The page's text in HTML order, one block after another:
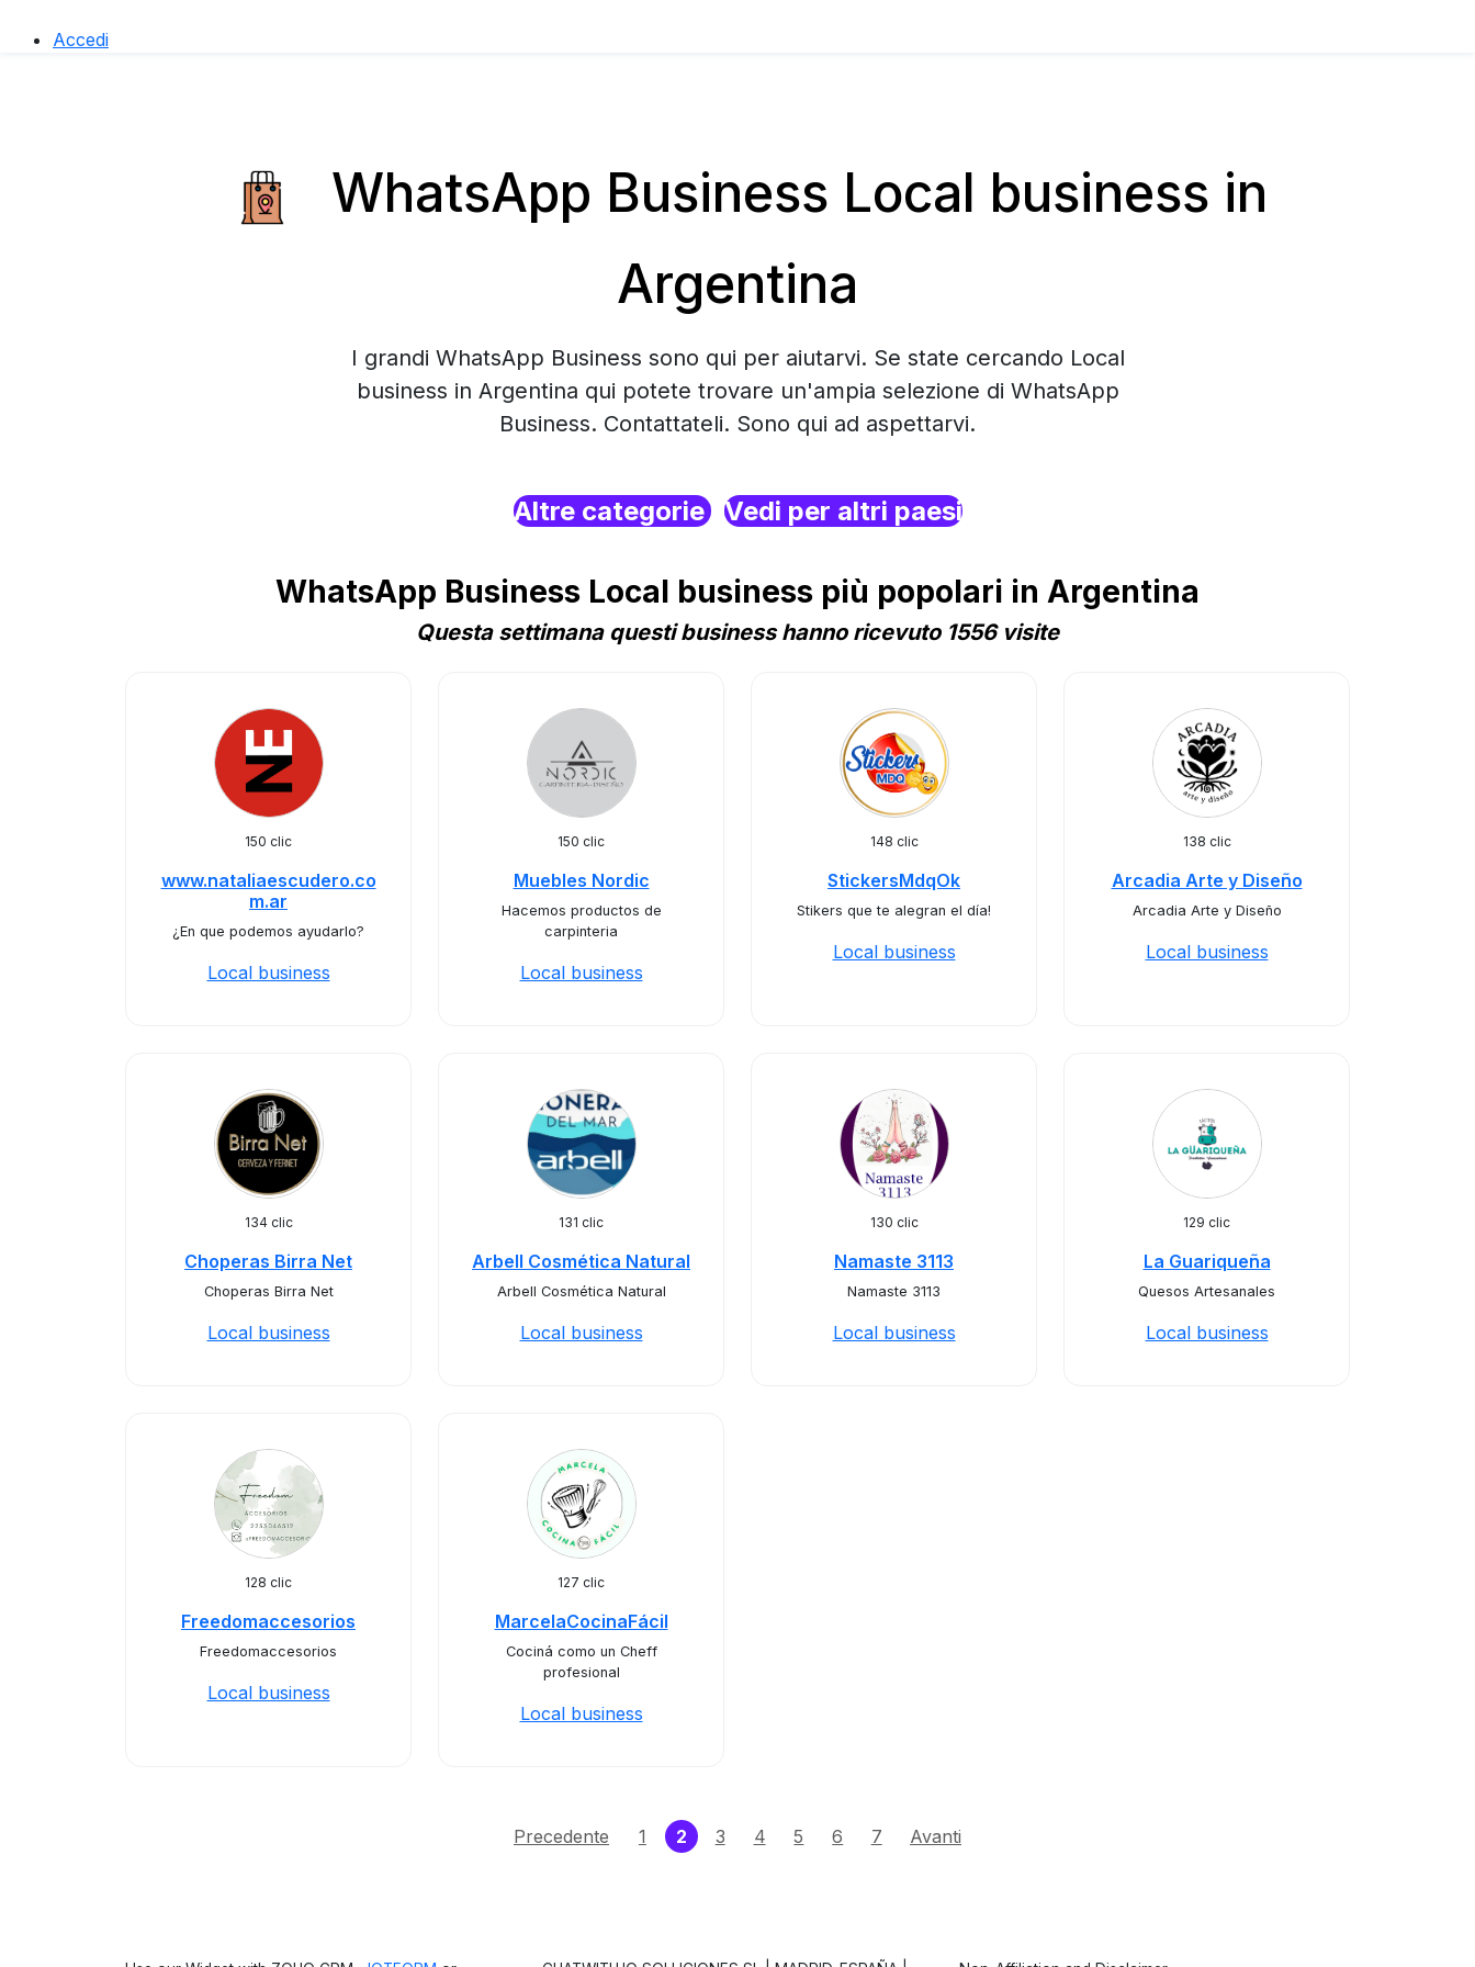
Accedi
WhatsApp Business Local business in
Argentina
I grandi WhatsApp Business sono qui per aiutarvi. Se state cercando Local
business in Argentina qui potete trovare un'ampia selezione di WhatsApp
Business. Contattateli. Sono qui ad aspettarvi.
Altre categorie Vedi per altri paesi
WhatsApp Business Local business più popolari in Argentina
Questa settimana questi business hanno ricevuto 1556 visite
150 clic
www.nataliaescudero.co
m.ar
¿En que podemos ayudarlo?
Local business
150 clic
Muebles Nordic
Hacemos productos de
carpinteria
Local business
148 clic
StickersMdqOk
Stikers que te alegran el día!
Local business
138 clic
Arcadia Arte y Diseño
Arcadia Arte y Diseño
Local business
134 clic
Choperas Birra Net
Choperas Birra Net
Local business
131 clic
Arbell Cosmética Natural
Arbell Cosmética Natural
Local business
130 clic
Namaste 3113
Namaste 3113
Local business
129 clic
La Guariqueña
Quesos Artesanales
Local business
128 clic
Freedomaccesorios
Freedomaccesorios
Local business
127 clic
MarcelaCocinaFácil
Cociná como un Cheff
profesional
Local business
Precedente 1 2(current)
3 4 5 6 7 Avanti